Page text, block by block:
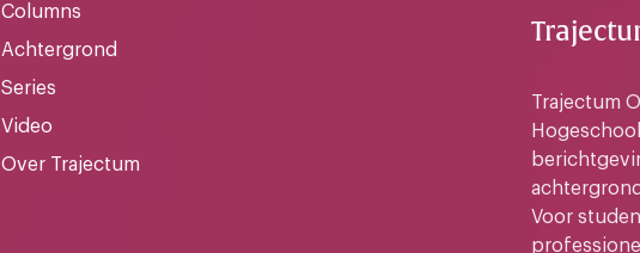
Columns
Achtergrond
Series
Video
Over Trajectum
Trajectum
Voor